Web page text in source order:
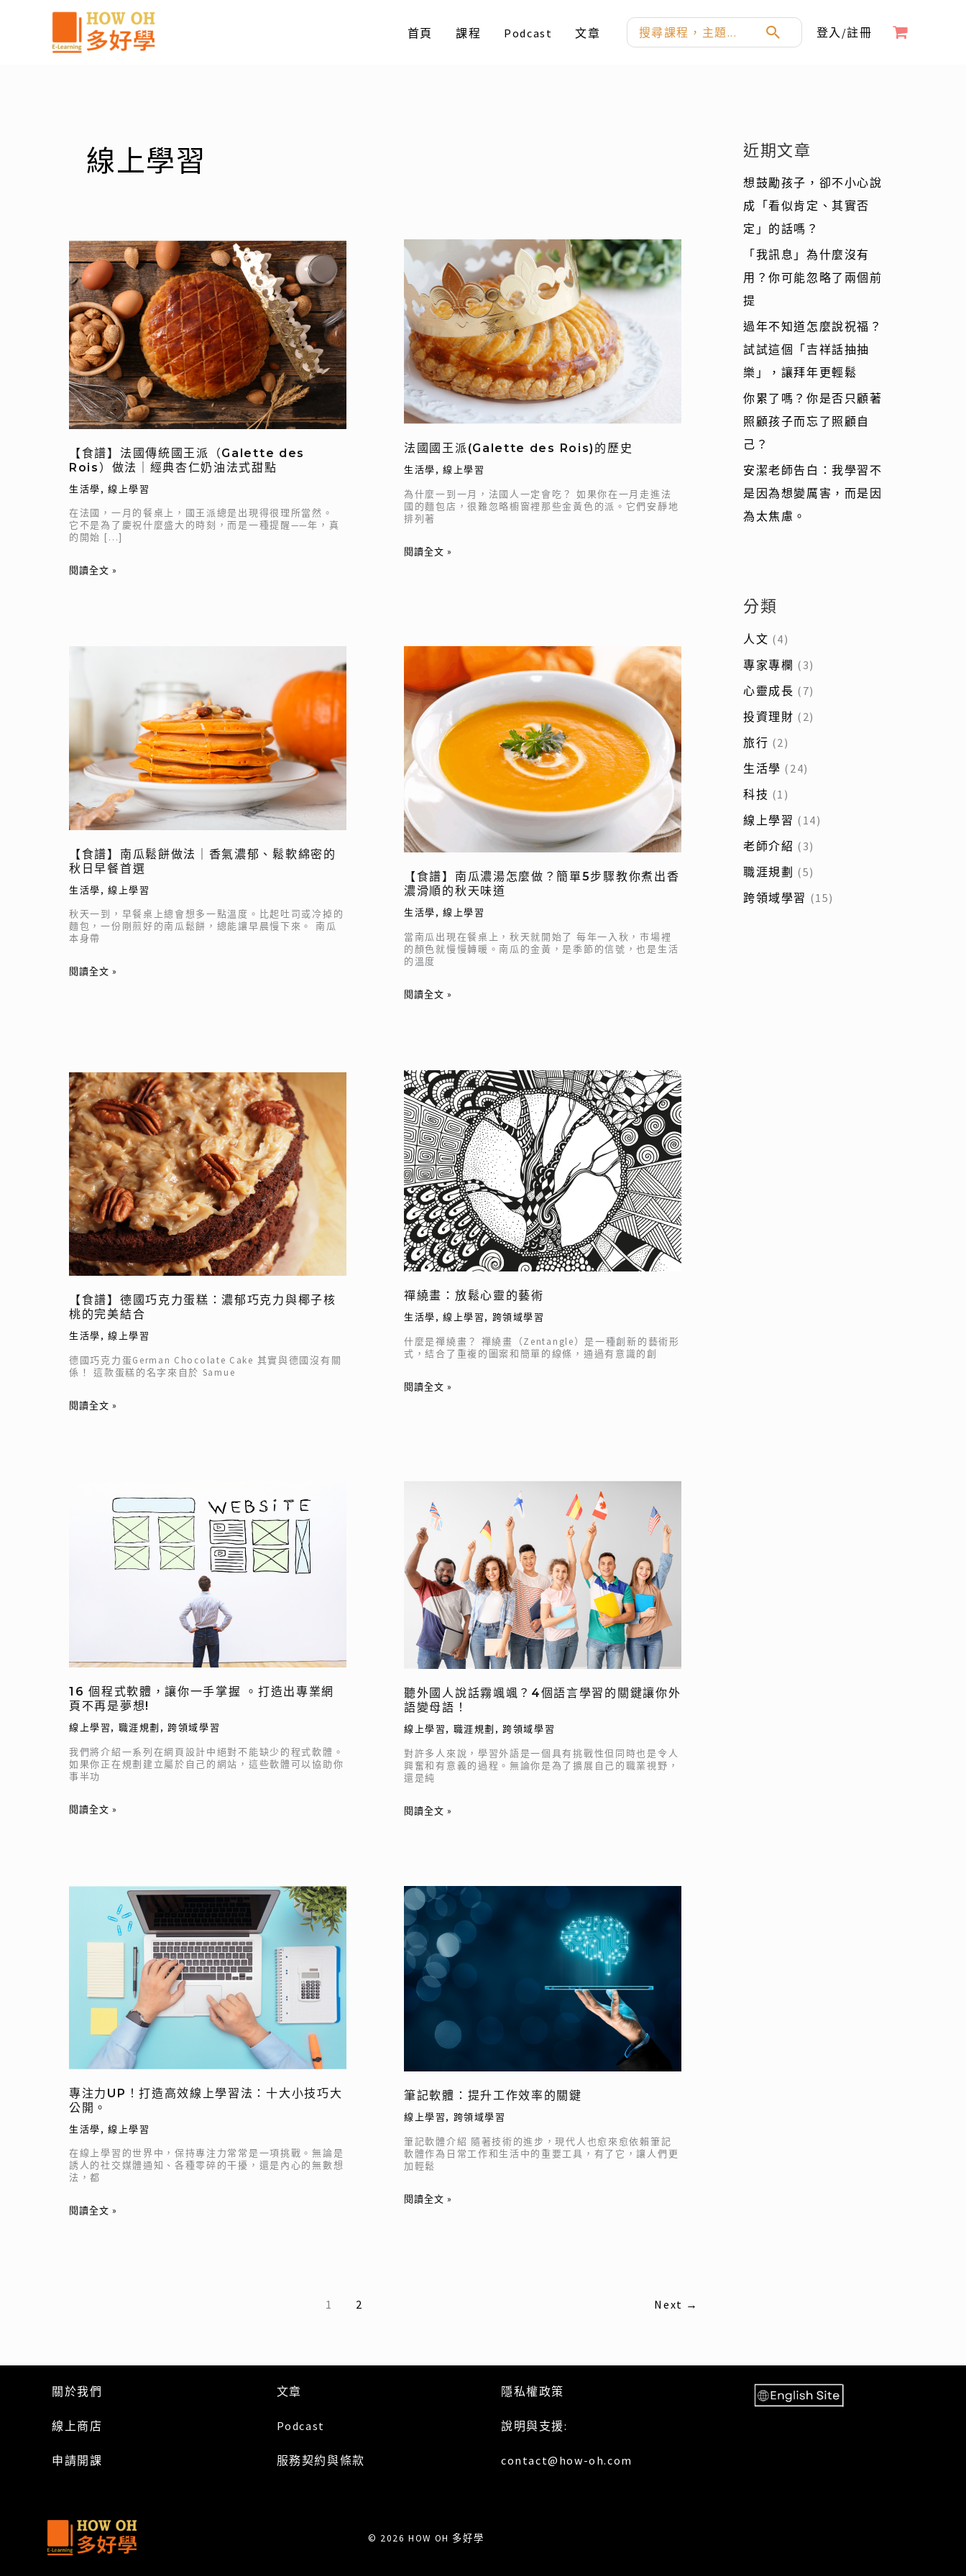
首頁 課程 Podcast 文章
搜
尋：
登入/註冊
線上學習
【食譜】法國傳統國王派（Galette des
Rois）做法｜經典杏仁奶油法式甜點
生活學,線上學習
在法國，一月的餐桌上，國王派總是出現得很理所當然。
它不是為了慶祝什麼盛大的時刻，而是一種提醒——年，真
的開始 […]
【食
譜】
法
國
傳
統
國
王
派
（Galette
des
做
法
｜
經
典
杏
奶
閱讀全文 »
法國國王派(Galette des Rois)的歷史
生活學,線上學習
為什麼一到一月，法國人一定會吃？ 如果你在一月走進法
國的麵包店，很難忽略櫥窗裡那些金黃色的派。它們安靜地
排列著
法
國
國
王
派
(Galette
des
Rois)
的
歷
史
閱讀全文 »
【食譜】南瓜鬆餅做法｜香氣濃郁、鬆軟綿密的
秋日早餐首選
生活學,線上學習
秋天一到，早餐桌上總會想多一點溫度。比起吐司或冷掉的
麵包，一份剛煎好的南瓜鬆餅，總能讓早晨慢下來。 南瓜
本身帶
【食
餅
做
法
香
氣
郁、
鬆
軟
綿
密
的
秋
閱讀全文 »
【食譜】南瓜濃湯怎麼做？簡單5步驟教你煮出香
濃滑順的秋天味道
生活學,線上學習
當南瓜出現在餐桌上，秋天就開始了 每年一入秋，市場裡
的顏色就慢慢轉暖。南瓜的金黃，是季節的信號，也是生活
的溫度
南
濃
湯
怎
麼
簡
單
5
驟
教
你
煮
出
香
滑
天
味
道
閱讀全文 »
【食譜】德國巧克力蛋糕：濃郁巧克力與椰子核
桃的完美結合
生活學,線上學習
德國巧克力蛋German Chocolate Cake 其實與德國沒有關
係！ 這款蛋糕的名字來自於 Samue
【食
譜】
德
國
巧
克
力
蛋
糕：
濃
郁
巧
力
與
椰
子
核
的
閱讀全文 »
禪繞畫：放鬆心靈的藝術
生活學,線上學習, 跨領域學習
什麼是禪繞畫？ 禪繞畫（Zentangle）是一種創新的藝術形
式，結合了重複的圖案和簡單的線條，通過有意識的創
禪
繞
畫：
放
鬆
心
靈
的
藝
術
閱讀全文 »
16 個程式軟體，讓你一手掌握 。打造出專業網
頁不再是夢想!
線上學習, 職涯規劃 , 跨領域學習
我們將介紹一系列在網頁設計中絕對不能缺少的程式軟體。
如果你正在規劃建立屬於自己的網站，這些軟體可以協助你
事半功
掌
。
打
造
出
專
業
頁
夢
閱讀全文 »
聽外國人說話霧颯颯？4個語言學習的關鍵讓你外
語變母語！
線上學習, 職涯規劃 , 跨領域學習
對許多人來說，學習外語是一個具有挑戰性但同時也是令人
興奮和有意義的過程。無論你是為了擴展自己的職業視野，
還是純
說
話
霧
颯？
言
學
習
的
關
鍵
你
母
語！
閱讀全文 »
專注力UP！打造高效線上學習法：十大小技巧大
公開。
生活學,線上學習
在線上學習的世界中，保持專注力常常是一項挑戰。無論是
誘人的社交媒體通知、各種零碎的干擾，還是內心的無數想
法，都
UP！
學
法：
大
小
技
大
閱讀全文 »
筆記軟體：提升工作效率的關鍵
線上學習, 跨領域學習
筆記軟體介紹 隨著技術的進步，現代人也愈來愈依賴筆記
軟體作為日常工作和生活中的重要工具，有了它，讓人們更
加輕鬆
筆
記
軟
體：
提
鍵
閱讀全文 »
1 2 Next →
近期文章
想鼓勵孩子，卻不小心說
成「看似肯定、其實否
定」的話嗎？
「我訊息」為什麼沒有
用？你可能忽略了兩個前
提
過年不知道怎麼說祝福？
試試這個「吉祥話抽抽
樂」，讓拜年更輕鬆
你累了嗎？你是否只顧著
照顧孩子而忘了照顧自
己？
安潔老師告白：我學習不
是因為想變厲害，而是因
為太焦慮。
分類
人文 (4)
專家專欄 (3)
心靈成長 (7)
投資理財 (2)
旅行 (2)
生活學 (24)
科技 (1)
線上學習 (14)
老師介紹 (3)
職涯規劃 (5)
跨領域學習 (15)
關於我們
線上商店
申請開課
文章
Podcast
服務契約與條款
隱私權政策
說明與支援:
contact@how-oh.com
© 2026 HOW OH 多好學